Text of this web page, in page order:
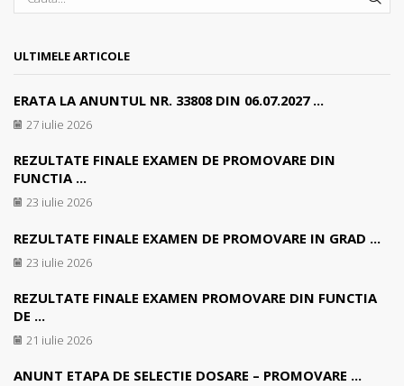
ULTIMELE ARTICOLE
ERATA LA ANUNTUL NR. 33808 DIN 06.07.2027 ...
27 iulie 2026
REZULTATE FINALE EXAMEN DE PROMOVARE DIN
FUNCTIA ...
23 iulie 2026
REZULTATE FINALE EXAMEN DE PROMOVARE IN GRAD ...
23 iulie 2026
REZULTATE FINALE EXAMEN PROMOVARE DIN FUNCTIA
DE ...
21 iulie 2026
ANUNT ETAPA DE SELECTIE DOSARE – PROMOVARE ...